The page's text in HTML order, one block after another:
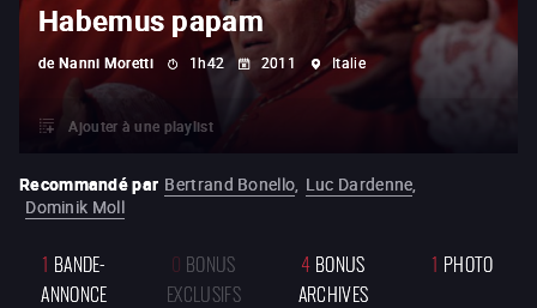
Habemus papam
de Nanni Moretti 1h42 2011 Italie
Ajouter à une playlist
Recommandé par Bertrand Bonello, Luc Dardenne,
Dominik Moll
1 BANDE-
ANNONCE
0 BONUS
EXCLUSIFS
4 BONUS
ARCHIVES
1 PHOTO